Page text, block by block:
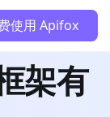
使用 Apifox
架有